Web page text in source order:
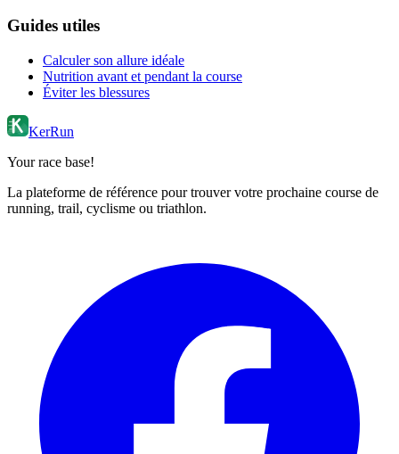
Guides utiles
Calculer son allure idéale
Nutrition avant et pendant la course
Éviter les blessures
KerRun
Your race base!
La plateforme de référence pour trouver votre prochaine course de
running, trail, cyclisme ou triathlon.